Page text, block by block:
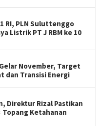
RI, PLN Suluttenggo
Listrik PT J RBM ke 10
November, Target
dan Transisi Energi
Direktur Rizal Pastikan
Topang Ketahanan